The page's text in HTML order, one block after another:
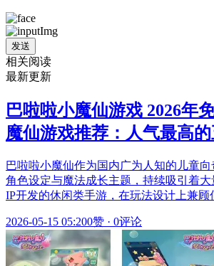
发送
相关阅读
最新更新
巴啦啦小魔仙游戏 2026年
魔仙游戏推荐：人气最高
巴啦啦小魔仙作为国内广为人知的儿童
角色设定与魔法成长主题，持续吸引着
IP开发的休闲类手游，在玩法设计上兼
2026-05-15 05:200赞 · 0评论